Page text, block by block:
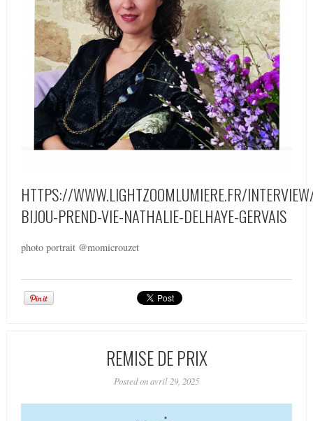
HTTPS://WWW.LIGHTZOOMLUMIERE.FR/
BIJOU-PREND-VIE-NATHALIE-DELHAYE-GERVAIS
photo portrait @momicrouzet
REMISE DE PRIX
Posted on avril 29, 2025